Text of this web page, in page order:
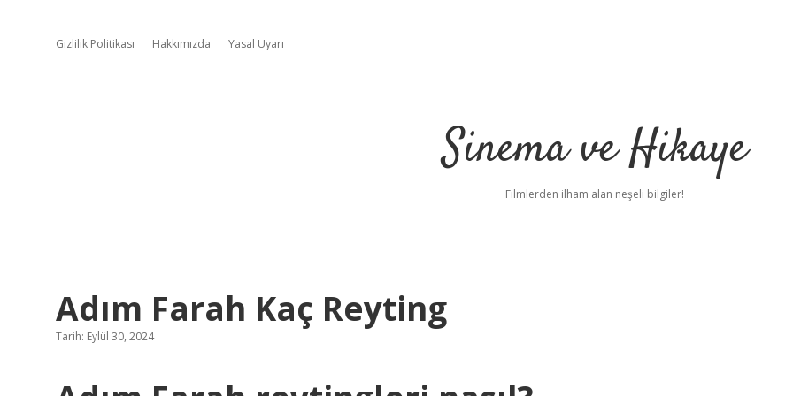
Gizlilik Politikası Hakkımızda Yasal Uyarı
Sinema ve Hikaye
Filmlerden ilham alan neşeli bilgiler!
Adım Farah Kaç Reyting
Tarih: Eylül 30, 2024